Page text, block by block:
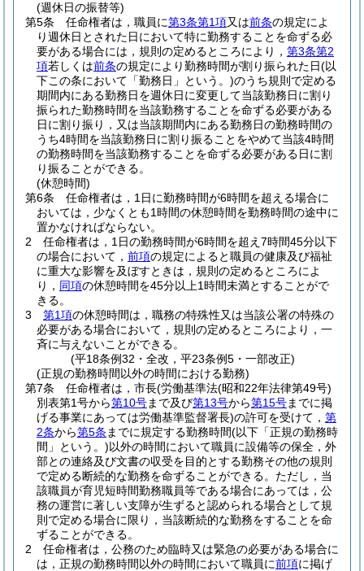
(週休日の振替等)
第5条
任命権者は，職員に第3条第1項又は前条の規定によ
り週休日とされた日において特に勤務することを命ずる必
要がある場合には，規則の定めるところにより， 第3条第2
項若しくは前条の規定により勤務時間が割り振られた日(以
下この条において「勤務日」という。)のうち規則で定める
期間内にある勤務日を週休日に変更して当該勤務日に割り
振られた勤務時間を当該勤務することを命ずる必要がある
日に割り振り，又は当該期間内にある勤務日の勤務時間の
うち4時間を当該勤務日に割り振ることをやめて当該4時間
の勤務時間を当該勤務することを命ずる必要がある日に割
り振ることができる。
(休憩時間)
第6条
任命権者は，1日に勤務時間が6時間を超える場合に
おいては，少なくとも1時間の休憩時間を勤務時間の途中に
置かなければならない。
2
任命権者は，1日の勤務時間が6時間を超え7時間45分以下
の場合において， 前項の規定によると職員の健康及び福祉
に重大な影響を及ぼすときは，規則の定めるところによ
り， 同項の休憩時間を45分以上1時間未満とすることがで
きる。
3
第1項の休憩時間は，職務の特殊性又は当該公署の特殊の
必要がある場合において，規則の定めるところにより，一
斉に与えないことができる。
(平18条例32・全改，平23条例5・一部改正)
(正規の勤務時間以外の時間における勤務)
第7条
任命権者は，市長(労働基準法(昭和22年法律第49号)
別表第1号から第10号まで及び第13号から第15号までに掲
げる事業にあっては労働基準監督署長)の許可を受けて， 第
2条から第5条 までに規定する勤務時間(以下「正規の勤務時
間」という。)以外の時間において職員に設備等の保全，外
部との連絡及び文書の収受を目的とする勤務その他の規則
で定める断続的な勤務を命ずることができる。 ただし，当
該職員が育児短時間勤務職員等である場合にあっては，公
務の運営に著しい支障が生ずると認められる場合として規
則で定める場合に限り，当該断続的な勤務をすることを命
ずることができる。
2
任命権者は，公務のため臨時又は緊急の必要がある場合に
は，正規の勤務時間以外の時間において職員に前項に掲げ